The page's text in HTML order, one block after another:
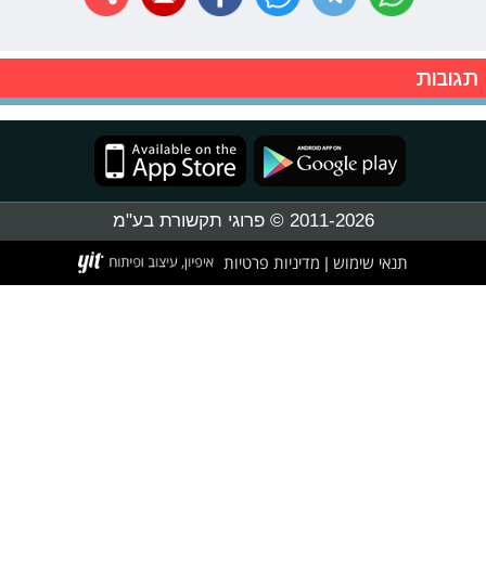
תגובות
2011-2026 © פרוגי תקשורת בע"מ
תנאי שימוש | מדיניות פרטיות